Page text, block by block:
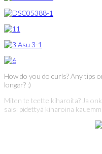
How do you do curls? Any tips
longer? :)
Miten te teette kiharoita? Ja
saisi pidettyä kiharoina